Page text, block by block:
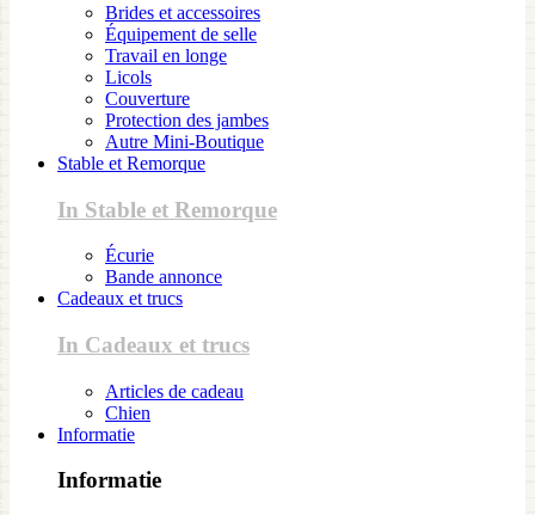
Brides et accessoires
Équipement de selle
Travail en longe
Licols
Couverture
Protection des jambes
Autre Mini-Boutique
Stable et Remorque
In Stable et Remorque
Écurie
Bande annonce
Cadeaux et trucs
In Cadeaux et trucs
Articles de cadeau
Chien
Informatie
Informatie